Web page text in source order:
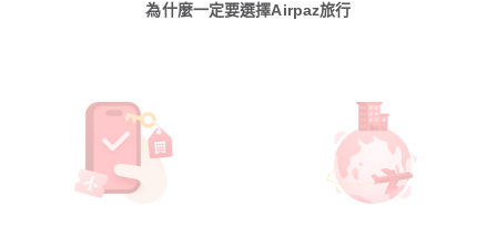
為什麼一定要選擇Airpaz旅行